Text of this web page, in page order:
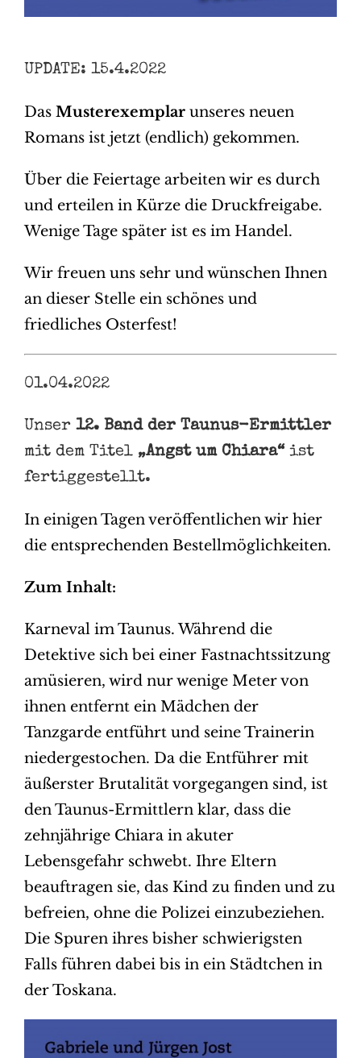
UPDATE: 15.4.2022
Das Musterexemplarunseres neuen
Romans ist jetzt (endlich) gekommen.
Über die Feiertage arbeiten wir es durch
und erteilen in Kürze die Druckfreigabe.
Wenige Tage später ist es im Handel.
Wir freuen uns sehr und wünschen Ihnen
an dieser Stelle ein schönes und
friedliches Osterfest!
01.04.2022
Unser 12. Band der Taunus-Ermittler
mit dem Titel „Angst um Chiara“ist
fertiggestellt.
In einigen Tagen veröffentlichen wir hier
die entsprechenden Bestellmöglichkeiten.
Zum Inhalt:
Karneval im Taunus. Während die
Detektive sich bei einer Fastnachtssitzung
amüsieren, wird nur wenige Meter von
ihnen entfernt ein Mädchen der
Tanzgarde entführt und seine Trainerin
niedergestochen. Da die Entführer mit
äußerster Brutalität vorgegangen sind, ist
den Taunus-Ermittlern klar, dass die
zehnjährige Chiara in akuter
Lebensgefahr schwebt. Ihre Eltern
beauftragen sie, das Kind zu finden und zu
befreien, ohne die Polizei einzubeziehen.
Die Spuren ihres bisher schwierigsten
Falls führen dabei bis in ein Städtchen in
der Toskana.